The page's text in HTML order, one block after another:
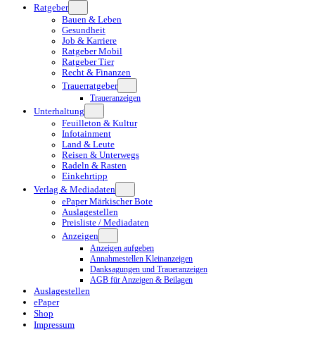
Ratgeber
Bauen & Leben
Gesundheit
Job & Karriere
Ratgeber Mobil
Ratgeber Tier
Recht & Finanzen
Trauerratgeber
Traueranzeigen
Unterhaltung
Feuilleton & Kultur
Infotainment
Land & Leute
Reisen & Unterwegs
Radeln & Rasten
Einkehrtipp
Verlag & Mediadaten
ePaper Märkischer Bote
Auslagestellen
Preisliste / Mediadaten
Anzeigen
Anzeigen aufgeben
Annahmestellen Kleinanzeigen
Danksagungen und Traueranzeigen
AGB für Anzeigen & Beilagen
Auslagestellen
ePaper
Shop
Impressum